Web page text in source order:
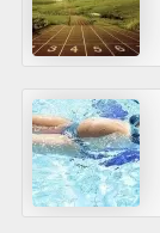
P
l
a
n
o
s